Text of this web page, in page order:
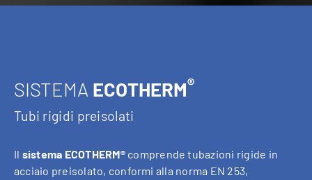
SISTEMA ECOTHERM®
Tubi rigidi preisolati
Il sistema ECOTHERM®comprende tubazioni rigide in
acciaio preisolato, conformi alla norma EN 253,